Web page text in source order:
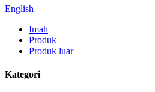
English
Imah
Produk
Produk luar
Kategori